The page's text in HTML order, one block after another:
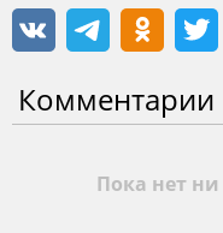
Комментарии
Пока нет